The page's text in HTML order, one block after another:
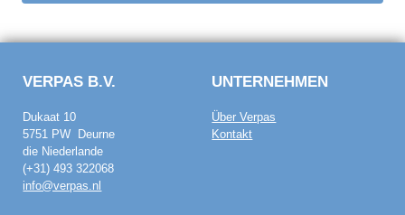
VERPAS B.V.
Dukaat 10
5751 PW Deurne
die Niederlande
(+31) 493 322068
info@verpas.nl
UNTERNEHMEN
Über Verpas
Kontakt